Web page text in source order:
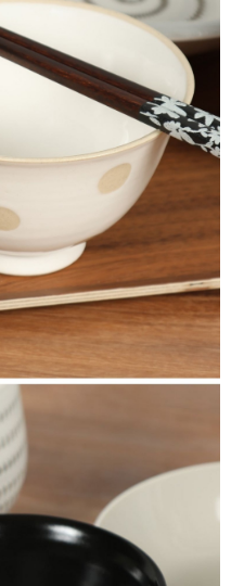
」（以下簡稱本公司）所提供，讓
或服務，並由商店將買賣／分期付款
公司帳單繳交帳款。
契約關係目的，商店將以您的個人
灣大哥大進項蒐集、處理及利用，
料之確認、核對及更正。
https://oppay.tw/userRule
，方視為交易完成。
繳費，但若您需要取消訂單，請聯絡
訂單仍視為有效，需透過AFTEE先享
」之結帳頁面顯示為準，若有關於
關疑問，請聯繫「AFTEE先享後付
support/home
「AFTEE先享後付」服務完成之交
料，並將交易相關給付款項請求債
下網址：https://aftee.tw/terms/#terms3
人或監護人之同意方可使用
者引起之損失，本公司不負相關責
據個別帳號之用戶狀況，依本公司即
不足之情形，本公司將視審查結果
訊註冊。若發現惡意使用之情形，
之使用額度並採取法律行動。
運費
運費
運費